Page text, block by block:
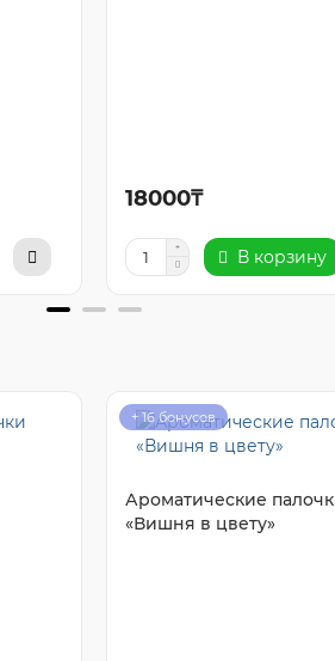
18000₸
В корзину
+ 16 бонусов
Ароматические
«Вишня в цвету»